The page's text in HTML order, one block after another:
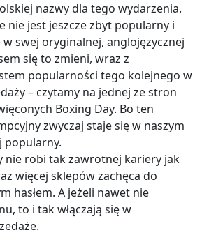
nazwy dla tego wydarzenia.
nie jest jeszcze zbyt popularny i
swej oryginalnej, anglojęzycznej
się to zmieni, wraz z
popularności tego kolejnego w
– czytamy na jednej ze stron
Boxing Day. Bo ten
zwyczaj staje się w naszym
popularny.
nie robi tak zawrotnej kariery jak
więcej sklepów zachęca do
hasłem. A jeżeli nawet nie
to i tak włączają się w